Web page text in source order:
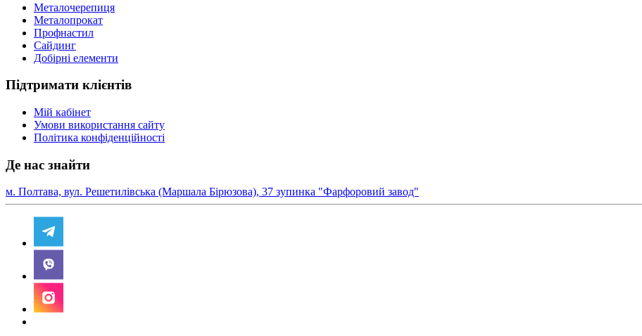
Металочерепиця
Металопрокат
Профнастил
Сайдинг
Добірні елементи
Підтримати клієнтів
Мій кабінет
Умови використання сайту
Політика конфіденційності
Де нас знайти
м. Полтава, вул. Решетилівська (Маршала Бірюзова), 37 зупинка "Фарфоровий завод"